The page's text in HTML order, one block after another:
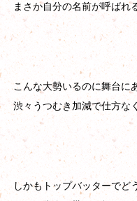
まさか自分の名前が呼ばれ
こんな大勢いるのに舞台に
渋々うつむき加減で仕方な
しかもトップバッターでど